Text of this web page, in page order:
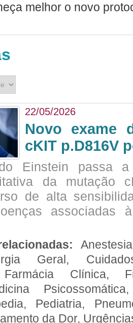
melhor o novo
22/05/2026
Novo exame
cKIT p.D816V
Einstein passa
da mutação
de alta
associadas
Geral,
Farmácia Clínica,
Pediatria,
da Dor,